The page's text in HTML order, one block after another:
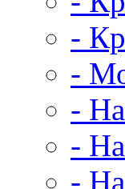
-
-
-
-
-